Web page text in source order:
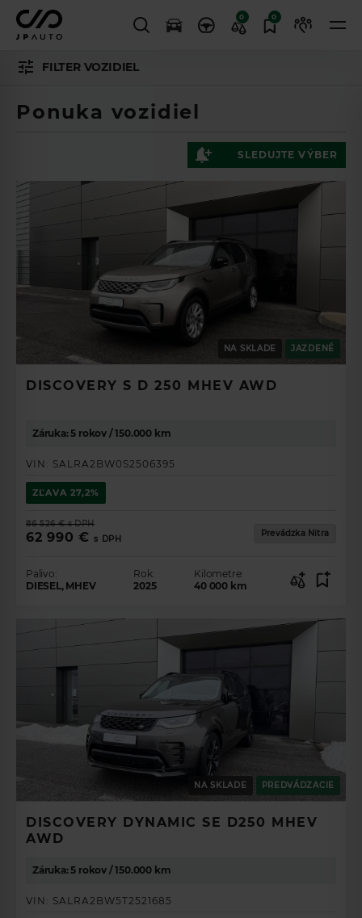
0 0
FILTER VOZIDIEL
Ponuka vozidiel
SLEDUJTE VÝBER
NA SKLADE JAZDENÉ
DISCOVERY S D 250 MHEV AWD
Záruka: 5 rokov / 150.000 km
VIN: SALRA2BW0S2506395
ZĽAVA 27,2%
86 526 € s DPH
62 990 € s DPH
Prevádzka Nitra
Palivo:
DIESEL, MHEV
Rok:
2025
Kilometre:
40 000 km
NA SKLADE PREDVÁDZACIE
DISCOVERY DYNAMIC SE D250 MHEV
AWD
Záruka: 5 rokov / 150.000 km
VIN: SALRA2BW5T2521685